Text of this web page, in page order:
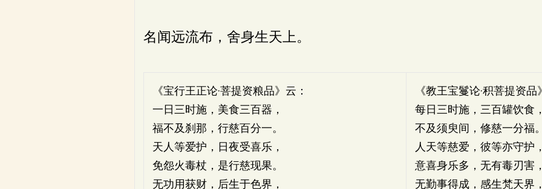
名闻远流布，舍身生天上。
《宝行王正论·菩提资粮品》云：
一日三时施，美食三百器，
福不及刹那，行慈百分一。
天人等爱护，日夜受喜乐，
免怨火毒杖，是行慈现果。
无功用获财，后生于色界，
《教王宝鬘论·积菩提资品
每日三时施，三百罐饮食，
不及须臾间，修慈一分福。
人天等慈爱，彼等亦守护，
意喜身乐多，无有毒刃害，
无勤事得成，感生梵天界，